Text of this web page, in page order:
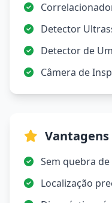
Detector
Detector de
Câmera de
Vantagens
Sem quebra
Localização